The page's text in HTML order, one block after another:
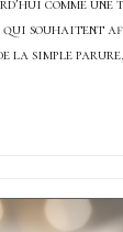
qui souhaitent
la simple